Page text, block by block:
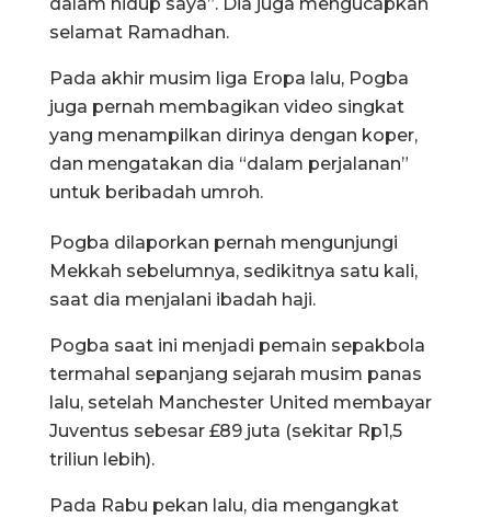
selamat Ramadhan.
Pada akhir musim liga Eropa lalu, Pogba
juga pernah membagikan video singkat
yang menampilkan dirinya dengan koper,
dan mengatakan dia “dalam perjalanan”
untuk beribadah umroh.
Pogba dilaporkan pernah mengunjungi
Mekkah sebelumnya, sedikitnya satu kali,
saat dia menjalani ibadah haji.
Pogba saat ini menjadi pemain sepakbola
termahal sepanjang sejarah musim panas
lalu, setelah Manchester United membayar
Juventus sebesar £89 juta (sekitar Rp1,5
triliun lebih).
Pada Rabu pekan lalu, dia mengangkat